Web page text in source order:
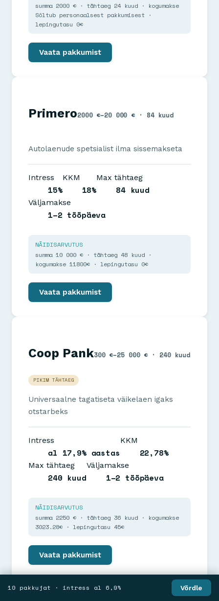
summa 2000 € · tähtaeg 24 kuud · kogumakse
Sõltub personaalsest pakkumisest ·
lepingutasu 0€
Vaata pakkumist
Primero2000 €–20 000 € · 84 kuud
Autolaenude spetsialist ilma sissemakseta
Intress
15%
KKM
18%
Max tähtaeg
84 kuud
Väljamakse
1–2 tööpäeva
NÄIDISARVUTUS
summa 10 000 € · tähtaeg 48 kuud ·
kogumakse 11800€ · lepingutasu 0€
Vaata pakkumist
Coop Pank300 €–25 000 € · 240 kuud
PIKIM TÄHTAEG
Universaalne tagatiseta väikelaen igaks
otstarbeks
Intress
al 17,9% aastas
KKM
22,78%
Max tähtaeg
240 kuud
Väljamakse
1–2 tööpäeva
NÄIDISARVUTUS
summa 2250 € · tähtaeg 36 kuud · kogumakse
3023.28€ · lepingutasu 45€
Vaata pakkumist
10 pakkujat · intress al 6,9% Võrdle